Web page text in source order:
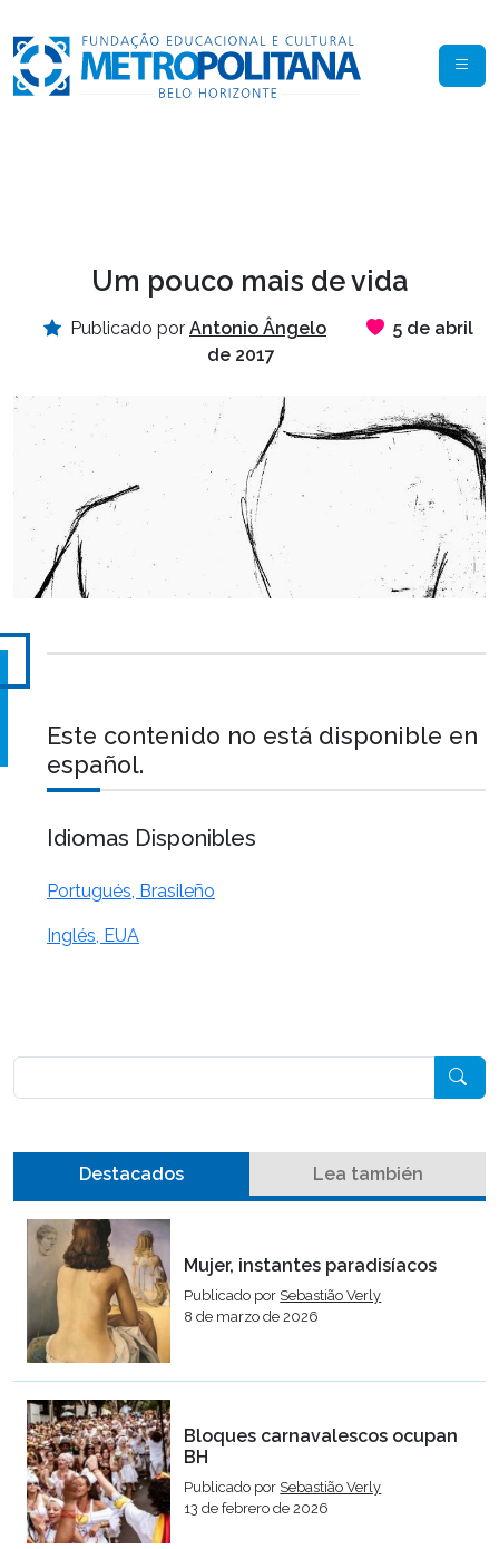
Um pouco mais de vida
Publicado por Antonio Ângelo
5 de abril
de 2017
Este contenido no está disponible en
español.
Idiomas Disponibles
Portugués, Brasileño
Inglés, EUA
Destacados Lea también
Mujer, instantes paradisíacos
Publicado por Sebastião Verly
8 de marzo de 2026
Bloques carnavalescos ocupan
BH
Publicado por Sebastião Verly
13 de febrero de 2026